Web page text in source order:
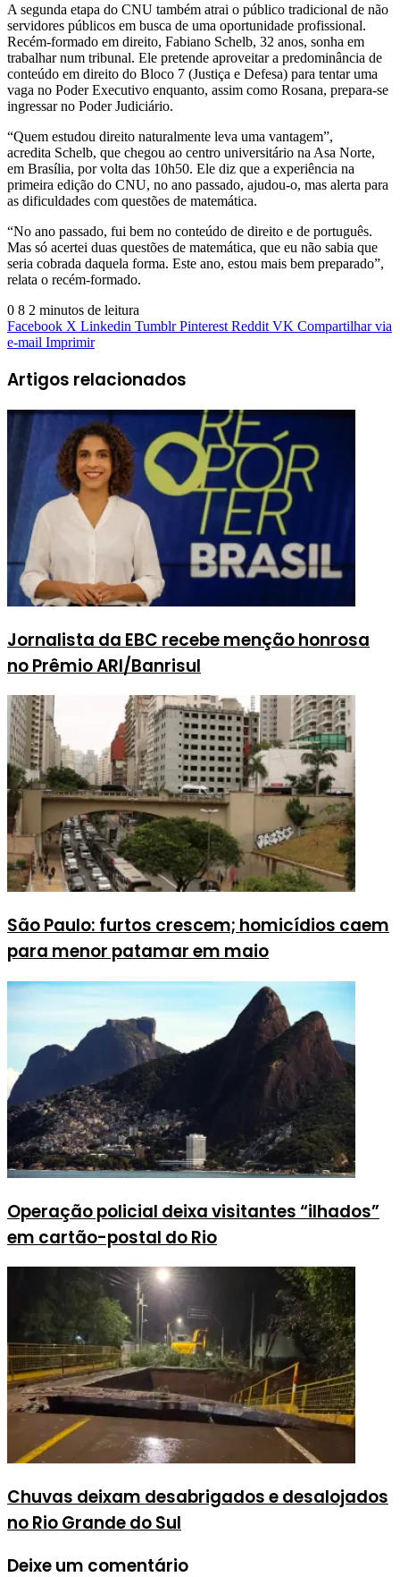
A segunda etapa do CNU também atrai o público tradicional de não
servidores públicos em busca de uma oportunidade profissional.
Recém-formado em direito, Fabiano Schelb, 32 anos, sonha em
trabalhar num tribunal. Ele pretende aproveitar a predominância de
conteúdo em direito do Bloco 7 (Justiça e Defesa) para tentar uma
vaga no Poder Executivo enquanto, assim como Rosana, prepara-se
ingressar no Poder Judiciário.
“Quem estudou direito naturalmente leva uma vantagem”,
acredita Schelb, que chegou ao centro universitário na Asa Norte,
em Brasília, por volta das 10h50. Ele diz que a experiência na
primeira edição do CNU, no ano passado, ajudou-o, mas alerta para
as dificuldades com questões de matemática.
“No ano passado, fui bem no conteúdo de direito e de português.
Mas só acertei duas questões de matemática, que eu não sabia que
seria cobrada daquela forma. Este ano, estou mais bem preparado”,
relata o recém-formado.
0 8 2 minutos de leitura
Facebook X Linkedin Tumblr Pinterest Reddit VK Compartilhar via
e-mail Imprimir
Artigos relacionados
Jornalista da EBC recebe menção honrosa
no Prêmio ARI/Banrisul
São Paulo: furtos crescem; homicídios caem
para menor patamar em maio
Operação policial deixa visitantes “ilhados”
em cartão-postal do Rio
Chuvas deixam desabrigados e desalojados
no Rio Grande do Sul
Deixe um comentário